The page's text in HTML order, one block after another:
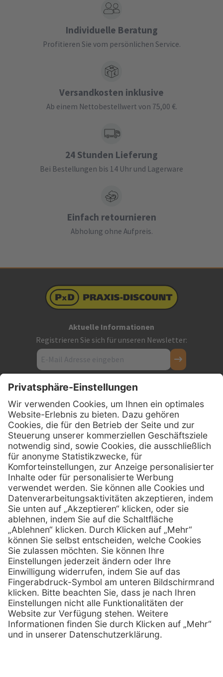
Individuelle Beratung
Profitieren Sie vom persönlichen Service.
Versandkosten inklusive
Ab einem Nettobestellwert von 75,00 €.
24 Stunden Lieferung
Bei Bestellungen bis 14 Uhr und Lagerware
Einfach retournieren
Abholung ohne Aufpreis.
Aktuelle Informationen
Registrieren Sie sich für unseren Newsletter:
Kontakt
Firmensitz
PxD Praxis-Discount GmbH
Hans-Wunderlich-Straße 7
D-49078 Osnabrück
Telefon: 0800 - 600 66 30
Telefon:0800 - 07 01 96
E-Mail:info @ praxis-discount.de
Services
Serviceversprechen
Sprechstundenbedarf
Retoure anmelden
Hilfe
FAQs
Kontakt
Lob & Kritik
Zertifikat Rechtliches
Impressum
Datenschutz
AGB